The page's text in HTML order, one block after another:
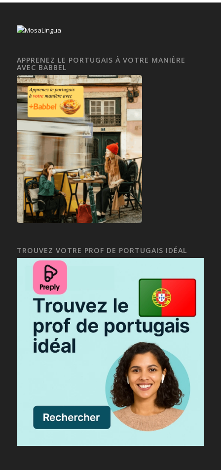
APPRENEZ LE PORTUGAIS À VOTRE MANIÈRE
AVEC BABBEL
TROUVEZ VOTRE PROF DE PORTUGAIS IDÉAL